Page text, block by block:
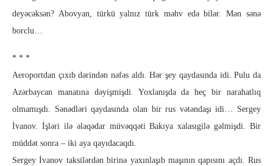
deyəcəksən? Abovyan, türkü yalnız türk məhv edə bi­lər. Mən sənə
borclu…
* * *
Aeroportdan çıxıb dərindən nəfəs aldı. Hər şey qaydasında idi. Pulu da
Azərbaycan manatına dəyişmişdi. Yoxlanışda da heç bir narahatlıq
olmamışdı. Sənədləri qaydasında olan bir rus və­təndaşı idi… Sergey
İvanov. İşləri ilə əlaqədar müvəqqəti Ba­kı­ya xalasıgilə gəlmişdi. Bir
müddət sonra – iki aya qayıdacaqdı.
Sergey İvanov taksilərdən birinə yaxınlaşıb maşının qapısını açdı. Rus